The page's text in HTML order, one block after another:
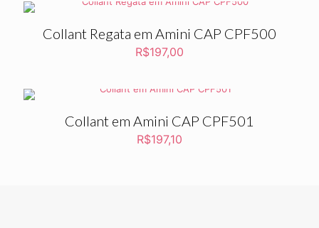
Collant Regata em Amini CAP CPF500
R$197,00
Collant em Amini CAP CPF501
R$197,10